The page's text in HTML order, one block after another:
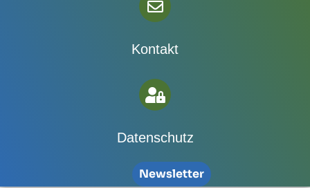
Kontakt
Datenschutz
Newsletter